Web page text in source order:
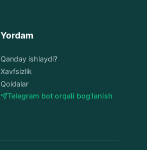
Yordam
Qanday ishlaydi?
Xavfsizlik
Qoidalar
Telegram bot orqali bog'lanish